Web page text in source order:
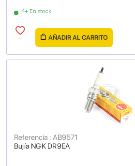
4+ En stock
AÑADIR AL CARRITO
Bujía NGK DR9EA
Referencia : AB9571